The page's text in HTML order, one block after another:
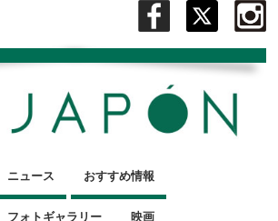
ニュース おすすめ情報
フォトギャラリー 映画